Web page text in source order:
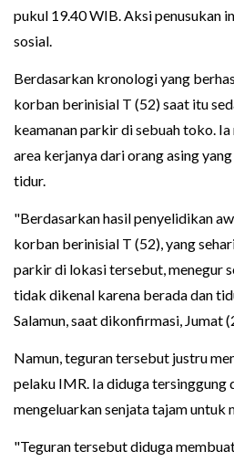
pukul 19.40 WIB. Aksi penusukan
sosial.
Berdasarkan kronologi yang
korban berinisial T (52) saat itu
keamanan parkir di sebuah toko.
area kerjanya dari orang asing
tidur.
"Berdasarkan hasil penyelidikan
korban berinisial T (52), yang
parkir di lokasi tersebut, menegur
tidak dikenal karena berada dan
Salamun, saat dikonfirmasi, Jumat
Namun, teguran tersebut justru
pelaku IMR. Ia diduga tersinggung
mengeluarkan senjata tajam untuk
"Teguran tersebut diduga